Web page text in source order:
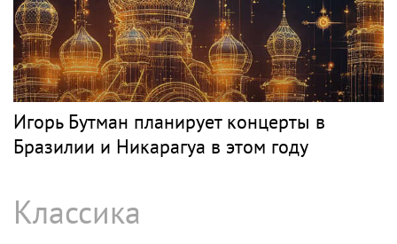
Игорь Бутман планирует концерты в
Бразилии и Никарагуа в этом году
Классика